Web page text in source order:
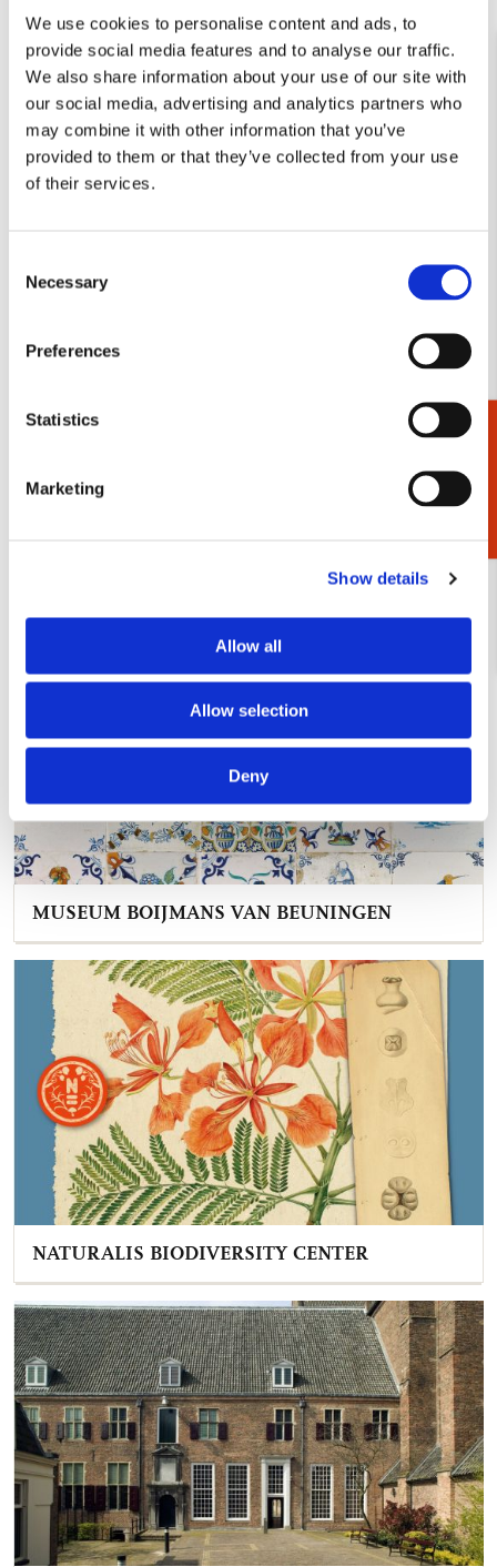
We use cookies to personalise content and ads, to
provide social media features and to analyse our traffic.
We also share information about your use of our site with
our social media, advertising and analytics partners who
may combine it with other information that you’ve
provided to them or that they’ve collected from your use
of their services.
Selection
Necessary
Preferences
Statistics
Marketing
Show details
Allow all
Allow selection
Deny
AMSTERDAM MUSEUM
MUSEUM BOIJMANS VAN BEUNINGEN
NATURALIS BIODIVERSITY CENTER
Cadeaukiezer